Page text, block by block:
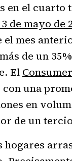
en el cuarto
de mayo de
el mes
de un
El
una
en
de un
hogares